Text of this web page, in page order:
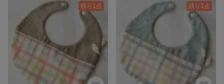
残り1点 残り1点